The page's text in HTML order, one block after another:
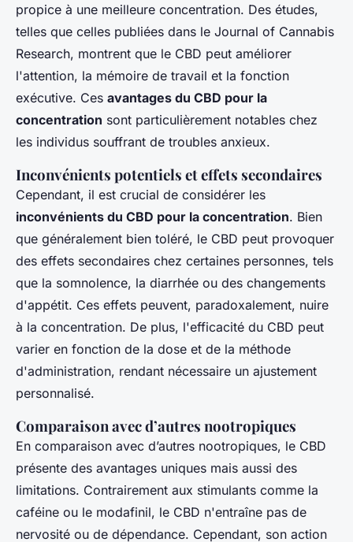
propice à une meilleure concentration. Des études,
telles que celles publiées dans le Journal of Cannabis
Research, montrent que le CBD peut améliorer
l'attention, la mémoire de travail et la fonction
exécutive. Ces avantages du CBD pour la
concentration sont particulièrement notables chez
les individus souffrant de troubles anxieux.
Inconvénients potentiels et effets secondaires
Cependant, il est crucial de considérer les
inconvénients du CBD pour la concentration. Bien
que généralement bien toléré, le CBD peut provoquer
des effets secondaires chez certaines personnes, tels
que la somnolence, la diarrhée ou des changements
d'appétit. Ces effets peuvent, paradoxalement, nuire
à la concentration. De plus, l'efficacité du CBD peut
varier en fonction de la dose et de la méthode
d'administration, rendant nécessaire un ajustement
personnalisé.
Comparaison avec d’autres nootropiques
En comparaison avec d’autres nootropiques, le CBD
présente des avantages uniques mais aussi des
limitations. Contrairement aux stimulants comme la
caféine ou le modafinil, le CBD n'entraîne pas de
nervosité ou de dépendance. Cependant, son action